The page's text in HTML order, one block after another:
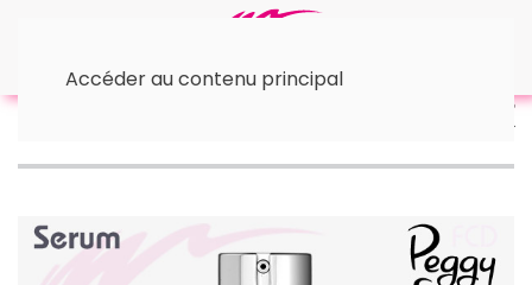
Accéder au contenu principal